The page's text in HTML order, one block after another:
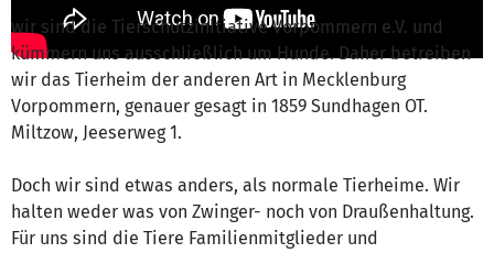
wir sind die Tierschutzinitiative Vorpommern e.V. und
kümmern uns ausschließlich um Hunde. Daher betreiben
wir das Tierheim der anderen Art in Mecklenburg
Vorpommern, genauer gesagt in 1859 Sundhagen OT.
Miltzow, Jeeserweg 1.
Doch wir sind etwas anders, als normale Tierheime. Wir
halten weder was von Zwinger- noch von Draußenhaltung.
Für uns sind die Tiere Familienmitglieder und